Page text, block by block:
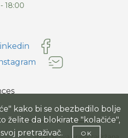
18:00
2026. © Sva prava zadržana.
kako bi se obezbedilo bolje
želite da blokirate "kolačiće",
pretraživač.
OK